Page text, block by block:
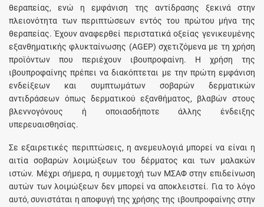
θεραπείας, ενώ η εμφάνιση της αντίδρασης ξεκινά στην
πλειονότητα των περιπτώσεων εντός του πρώτου μήνα της
θεραπείας. Έχουν αναφερθεί περιστατικά οξείας γενικευμένης
εξανθηματικής φλυκταίνωσης (AGEP) σχετιζόμενα με τη χρήση
προϊόντων που περιέχουν ιβουπροφαίνη. Η χρήση της
ιβουπροφαίνης πρέπει να διακόπτεται με την πρώτη εμφάνιση
ενδείξεων και συμπτωμάτων σοβαρών δερματικών
αντιδράσεων όπως δερματικού εξανθήματος, βλαβών στους
βλεννογόνους ή οποιασδήποτε άλλης ένδειξης
υπερευαισθησίας.
Σε εξαιρετικές περιπτώσεις, η ανεμευλογιά μπορεί να είναι η
αιτία σοβαρών λοιμώξεων του δέρματος και των μαλακών
ιστών. Μέχρι σήμερα, η συμμετοχή των ΜΣΑΦ στην επιδείνωση
αυτών των λοιμώξεων δεν μπορεί να αποκλειστεί. Για το λόγο
αυτό, συνιστάται η αποφυγή της χρήσης της ιβουπροφαίνης στην